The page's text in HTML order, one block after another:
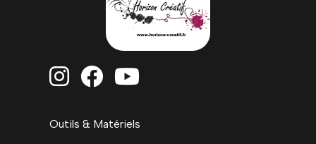
  
Outils & Matériels